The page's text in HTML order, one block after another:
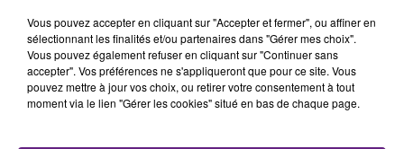
plusieurs sous-préfectures du
département côte-d'orien
s'octroieront un long week-end de 4
Vous pouvez accepter en cliquant sur "Accepter et fermer", ou affiner en
sélectionnant les finalités et/ou partenaires dans "Gérer mes choix".
Vous pouvez également refuser en cliquant sur "Continuer sans
accepter". Vos préférences ne s'appliqueront que pour ce site. Vous
pouvez mettre à jour vos choix, ou retirer votre consentement à tout
moment via le lien "Gérer les cookies" situé en bas de chaque page.